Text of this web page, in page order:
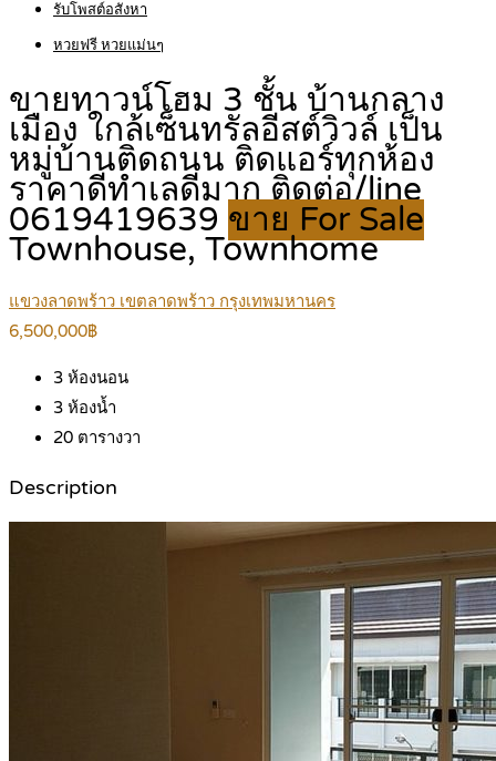
รับโพสต์อสังหา
หวยฟรี หวยแม่นๆ
ขายทาวน์โฮม 3 ชั้น บ้านกลาง
เมือง ใกล้เซ็นทรัลอีสต์วิวล์ เป็น
หมู่บ้านติดถนน ติดแอร์ทุกห้อง
ราคาดีทำเลดีมาก ติดต่อ/line
0619419639 ขาย For Sale
Townhouse, Townhome
แขวงลาดพร้าว เขตลาดพร้าว กรุงเทพมหานคร
6,500,000฿
3 ห้องนอน
3 ห้องน้ำ
20 ตารางวา
Description